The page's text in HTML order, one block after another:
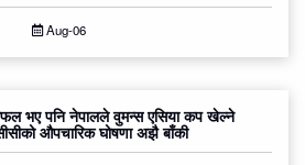
Aug-06
भए पनि नेपालले वुमन्स एसिया कप खेल्ने
औपचारिक घोषणा अझै बाँकी